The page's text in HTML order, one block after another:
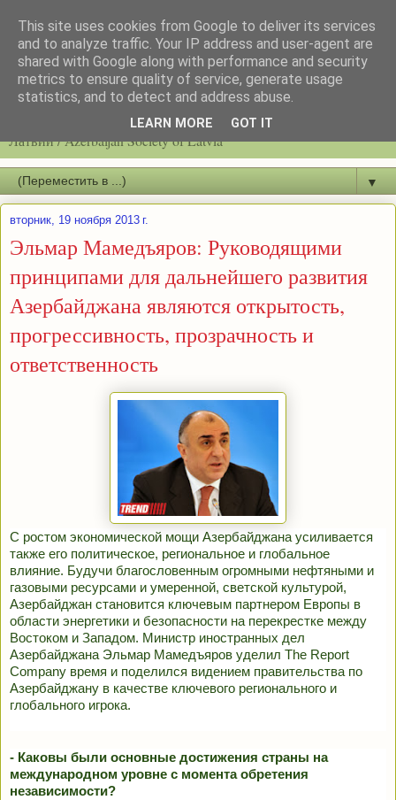
Latvijas azerbaidžāņu biedrību / Общество азербайджанцев
Латвии / Azerbaijan Society of Latvia
▼
вторник, 19 ноября 2013 г.
Эльмар Мамедъяров: Руководящими
принципами для дальнейшего развития
Азербайджана являются открытость,
прогрессивность, прозрачность и
ответственность
С ростом экономической мощи Азербайджана усиливается
также его политическое, региональное и глобальное
влияние. Будучи благословенным огромными нефтяными и
газовыми ресурсами и умеренной, светской культурой,
Азербайджан становится ключевым партнером Европы в
области энергетики и безопасности на перекрестке между
Востоком и Западом. Министр иностранных дел
Азербайджана Эльмар Мамедъяров уделил The Report
Company время и поделился видением правительства по
Азербайджану в качестве ключевого регионального и
глобального игрока.
- Каковы были основные достижения страны на
международном уровне с момента обретения
независимости?
This site uses cookies from Google to deliver its services
and to analyze traffic. Your IP address and user-agent are
shared with Google along with performance and security
metrics to ensure quality of service, generate usage
statistics, and to detect and address abuse.
LEARN MORE GOT IT